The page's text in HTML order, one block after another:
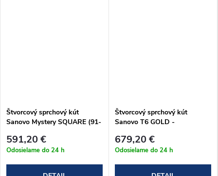
Štvorcový sprchový kút
Sanovo Mystery SQUARE (91-
(MYSSQ_100100C)
591,20 €
Odosielame do 24 h
Štvorcový sprchový kút
Sanovo T6 GOLD -
(T6G_909090C)
679,20 €
Odosielame do 24 h